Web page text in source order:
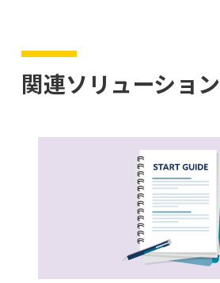
関連ソリューション